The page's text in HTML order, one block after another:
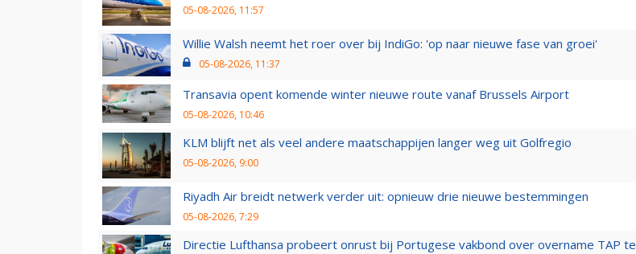
05-08-2026, 11:57
Willie Walsh neemt het roer over bij IndiGo: 'op naar nieuwe fase van groei'
05-08-2026, 11:37
Transavia opent komende winter nieuwe route vanaf Brussels Airport
05-08-2026, 10:46
KLM blijft net als veel andere maatschappijen langer weg uit Golfregio
05-08-2026, 9:00
Riyadh Air breidt netwerk verder uit: opnieuw drie nieuwe bestemmingen
05-08-2026, 7:29
Directie Lufthansa probeert onrust bij Portugese vakbond over overname TAP te